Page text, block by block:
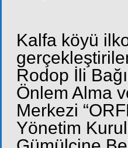
Kalfa köyü
Rodop İli
Önlem Alma
Merkezi
Yönetim